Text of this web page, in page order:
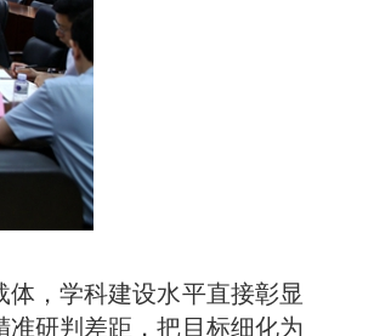
，学科建设水平直接彰显
研判差距，把目标细化为